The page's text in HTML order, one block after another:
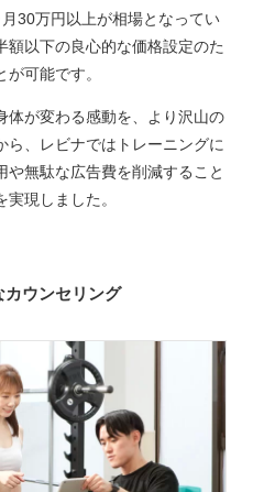
30万円以上が相場となってい
額以下の良心的な価格設定のた
可能です。
体が変わる感動を、より沢山の
ら、レビナではトレーニングに
や無駄な広告費を削減すること
現しました。
ウンセリング